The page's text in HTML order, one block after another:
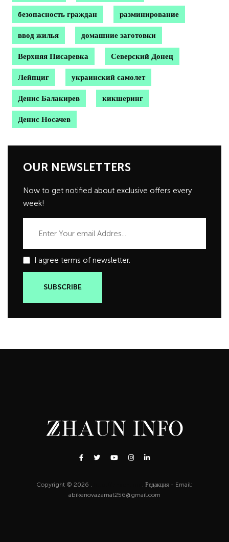
безопасность граждан разминирование
ввод жилья домашние заготовки
Верхняя Писаревка Северский Донец
Лейпциг украинский самолет
Денис Балакирев кикшеринг
Денис Носачев
OUR NEWSLETTERS
Now to get notified about exclusive offers every
week!
I agree terms of newsletter.
Copyright © 2026 .
. Редакция - Email:
abikenovazamat256@gmail.com